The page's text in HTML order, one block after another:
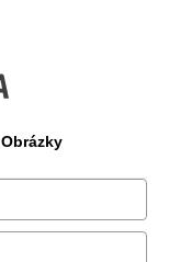
Obrázky